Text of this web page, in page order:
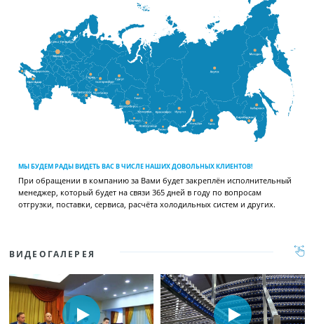
МЫ БУДЕМ РАДЫ ВИДЕТЬ ВАС В ЧИСЛЕ НАШИХ ДОВОЛЬНЫХ КЛИЕНТОВ!
При обращении в компанию за Вами будет закреплён исполнительный
менеджер, который будет на связи 365 дней в году по вопросам
отгрузки, поставки, сервиса, расчёта холодильных систем и других.
ВИДЕОГАЛЕРЕЯ